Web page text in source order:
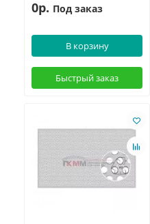
0р. Под заказ
В корзину
Быстрый заказ